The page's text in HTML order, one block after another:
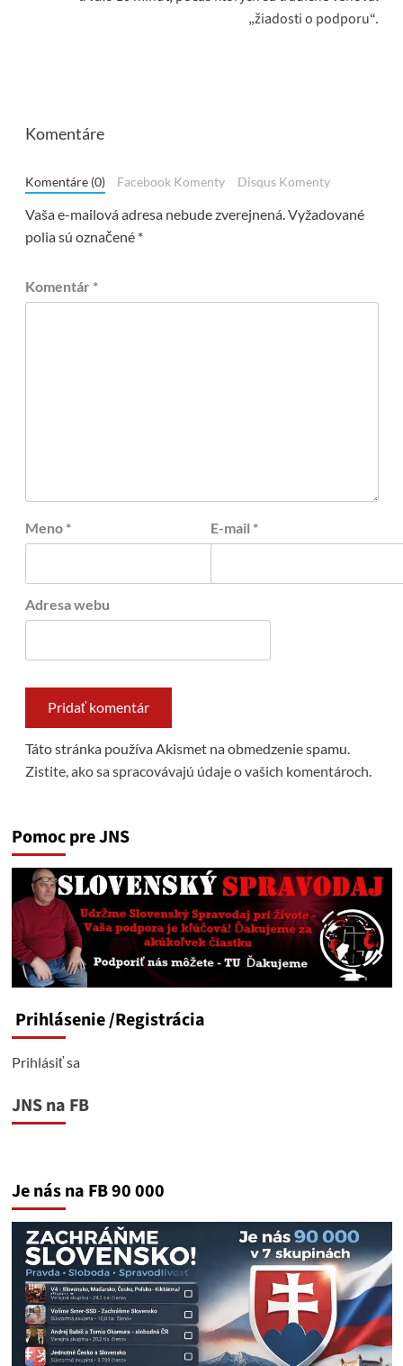
„žiadosti o podporu“.
Komentáre
Komentáre (0) Facebook Komenty Disqus Komenty
Vaša e-mailová adresa nebude zverejnená.Vyžadované
polia sú označené *
Komentár *
Meno * E-mail *
Adresa webu
Táto stránka používa Akismet na obmedzenie spamu.
Zistite, ako sa spracovávajú údaje o vašich komentároch.
Pomoc pre JNS
Prihlásenie/Registrácia
Prihlásiť sa
JNS na FB
Je nás na FB 90 000